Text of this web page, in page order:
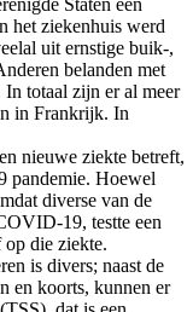
Staten een
het ziekenhuis werd
uit ernstige buik-,
belanden met
totaal zijn er al meer
in Frankrijk. In
nieuwe ziekte betreft,
pandemie. Hoewel
diverse van de
19, testte een
op die ziekte.
is divers; naast de
en koorts, kunnen er